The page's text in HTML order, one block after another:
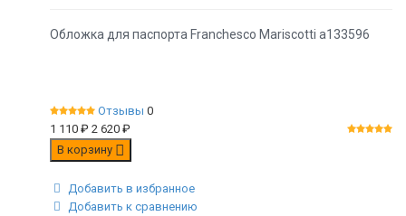
Обложка для паспорта Franchesco Mariscotti а133596
Отзывы 0
1 110 ₽ 2 620 ₽
В корзину
Добавить в избранное
Добавить к сравнению